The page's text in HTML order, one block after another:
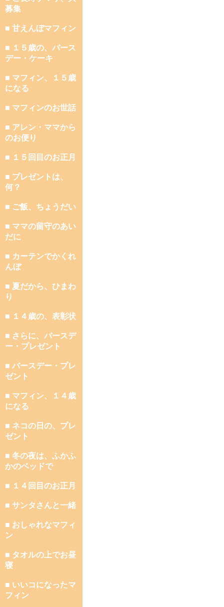
募集
■ 甘えんぼマフィン
■ １５歳の、バース
デー・ケーキ
■ マフィン、１５歳
になる
■ マフィンのお世話
■ アレン・ママから
のお便り
■ １５回目のお正月
■ プレゼントは、
何？
■ ご飯、ちょうだい
■ ママの留守のあい
だに
■ カーテンでかくれ
んぼ
■ 夏だから、ひまわ
り
■ １４歳の、表彰状
■ さらに、バースデ
ー・プレゼント
■ バースデー・プレ
ゼント
■ マフィン、１４歳
になる
■ ネコの日の、プレ
ゼント
■ 冬の夜は、ふかふ
かのベッドで
■ １４回目のお正月
■ サンタさんと一緒
■ おしゃれなマフィ
ン
■ タオルの上でお昼
寝
■ いいコになったマ
フィン